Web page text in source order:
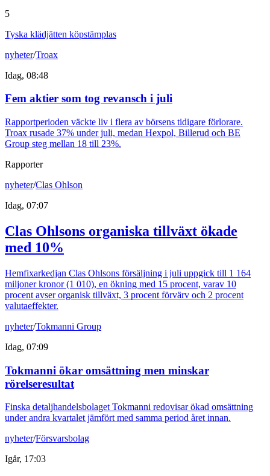
5
Tyska klädjätten köpstämplas
nyheter/Troax
Idag, 08:48
Fem aktier som tog revansch i juli
Rapportperioden väckte liv i flera av börsens tidigare förlorare.
Troax rusade 37% under juli, medan Hexpol, Billerud och BE
Group steg mellan 18 till 23%.
Rapporter
nyheter/Clas Ohlson
Idag, 07:07
Clas Ohlsons organiska tillväxt ökade
med 10%
Hemfixarkedjan Clas Ohlsons försäljning i juli uppgick till 1 164
miljoner kronor (1 010), en ökning med 15 procent, varav 10
procent avser organisk tillväxt, 3 procent förvärv och 2 procent
valutaeffekter.
nyheter/Tokmanni Group
Idag, 07:09
Tokmanni ökar omsättning men minskar
rörelseresultat
Finska detaljhandelsbolaget Tokmanni redovisar ökad omsättning
under andra kvartalet jämfört med samma period året innan.
nyheter/Försvarsbolag
Igår, 17:03